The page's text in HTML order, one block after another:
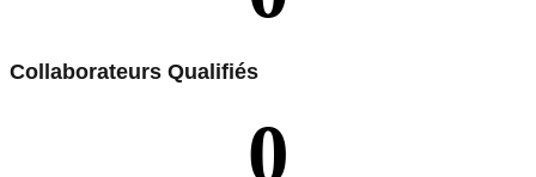
Collaborateurs Qualifiés
0